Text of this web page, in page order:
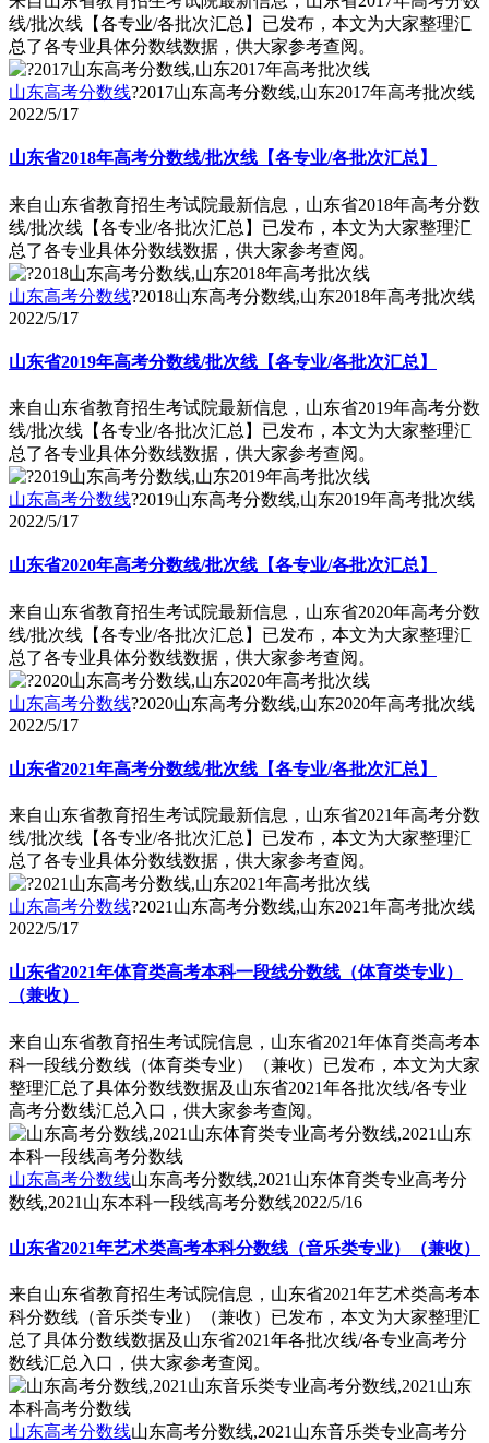
线/批次线【各专业/各批次汇总】已发布，本文为大家整理汇
总了各专业具体分数线数据，供大家参考查阅。
山东高考分数线?2017山东高考分数线,山东2017年高考批次线
2022/5/17
山东省2018年高考分数线/批次线【各专业/各批次汇总】
来自山东省教育招生考试院最新信息，山东省2018年高考分数
线/批次线【各专业/各批次汇总】已发布，本文为大家整理汇
总了各专业具体分数线数据，供大家参考查阅。
山东高考分数线?2018山东高考分数线,山东2018年高考批次线
2022/5/17
山东省2019年高考分数线/批次线【各专业/各批次汇总】
来自山东省教育招生考试院最新信息，山东省2019年高考分数
线/批次线【各专业/各批次汇总】已发布，本文为大家整理汇
总了各专业具体分数线数据，供大家参考查阅。
山东高考分数线?2019山东高考分数线,山东2019年高考批次线
2022/5/17
山东省2020年高考分数线/批次线【各专业/各批次汇总】
来自山东省教育招生考试院最新信息，山东省2020年高考分数
线/批次线【各专业/各批次汇总】已发布，本文为大家整理汇
总了各专业具体分数线数据，供大家参考查阅。
山东高考分数线?2020山东高考分数线,山东2020年高考批次线
2022/5/17
山东省2021年高考分数线/批次线【各专业/各批次汇总】
来自山东省教育招生考试院最新信息，山东省2021年高考分数
线/批次线【各专业/各批次汇总】已发布，本文为大家整理汇
总了各专业具体分数线数据，供大家参考查阅。
山东高考分数线?2021山东高考分数线,山东2021年高考批次线
2022/5/17
山东省2021年体育类高考本科一段线分数线（体育类专业）
（兼收）
来自山东省教育招生考试院信息，山东省2021年体育类高考本
科一段线分数线（体育类专业）（兼收）已发布，本文为大家
整理汇总了具体分数线数据及山东省2021年各批次线/各专业
高考分数线汇总入口，供大家参考查阅。
山东高考分数线山东高考分数线,2021山东体育类专业高考分
数线,2021山东本科一段线高考分数线2022/5/16
山东省2021年艺术类高考本科分数线（音乐类专业）（兼收）
来自山东省教育招生考试院信息，山东省2021年艺术类高考本
科分数线（音乐类专业）（兼收）已发布，本文为大家整理汇
总了具体分数线数据及山东省2021年各批次线/各专业高考分
数线汇总入口，供大家参考查阅。
山东高考分数线山东高考分数线,2021山东音乐类专业高考分